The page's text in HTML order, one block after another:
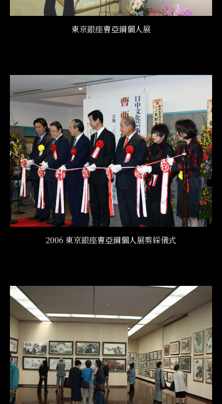
東京銀座曹亞鋼個人展
2006 東京銀座曹亞鋼個人展剪綵儀式